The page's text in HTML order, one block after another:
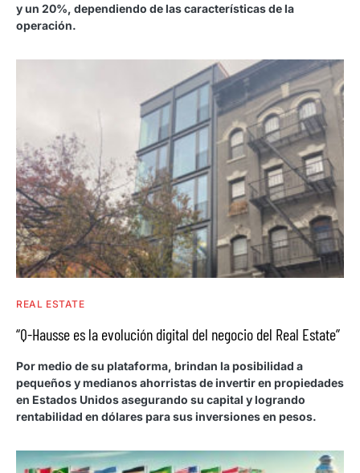
y un 20%, dependiendo de las características de la
operación.
REAL ESTATE
“Q-Hausse es la evolución digital del negocio del Real Estate”
Por medio de su plataforma, brindan la posibilidad a
pequeños y medianos ahorristas de invertir en propiedades
en Estados Unidos asegurando su capital y logrando
rentabilidad en dólares para sus inversiones en pesos.